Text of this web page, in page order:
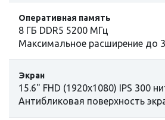
Оперативная память
8 ГБ DDR5 5200 МГц
Максимальное расширение до
Экран
15.6" FHD (1920x1080) IPS 300
Антибликовая поверхность